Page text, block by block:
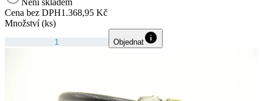
Není skladem
Cena bez DPH1.368,95 Kč
Množství (ks)
Objednat